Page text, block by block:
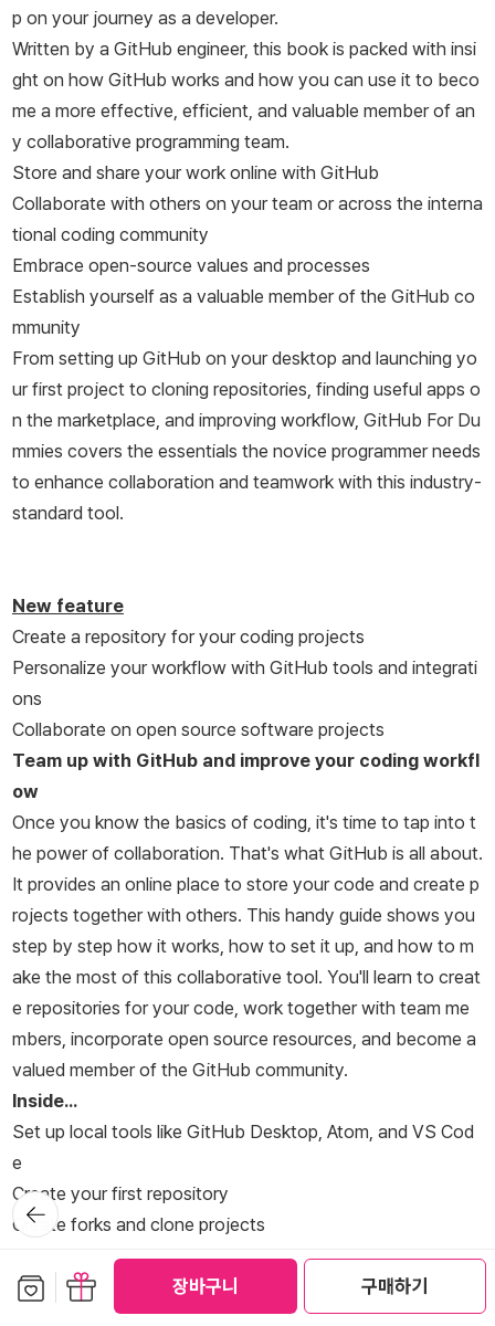
장바구니 구매하기
p on your journey as a developer.
Written by a GitHub engineer, this book is packed with insi
ght on how GitHub works and how you can use it to beco
me a more effective, efficient, and valuable member of an
y collaborative programming team.
Store and share your work online with GitHub
Collaborate with others on your team or across the interna
tional coding community
Embrace open-source values and processes
Establish yourself as a valuable member of the GitHub co
mmunity
From setting up GitHub on your desktop and launching yo
ur first project to cloning repositories, finding useful apps o
n the marketplace, and improving workflow, GitHub For Du
mmies covers the essentials the novice programmer needs
to enhance collaboration and teamwork with this industry-
standard tool.
New feature
Create a repository for your coding projects
Personalize your workflow with GitHub tools and integrati
ons
Collaborate on open source software projects
Team up with GitHub and improve your coding workfl
ow
Once you know the basics of coding, it's time to tap into t
he power of collaboration. That's what GitHub is all about.
It provides an online place to store your code and create p
rojects together with others. This handy guide shows you
step by step how it works, how to set it up, and how to m
ake the most of this collaborative tool. You'll learn to creat
e repositories for your code, work together with team me
mbers, incorporate open source resources, and become a
valued member of the GitHub community.
Inside...
Set up local tools like GitHub Desktop, Atom, and VS Cod
e
Create your first repository
Create forks and clone projects
Incorporate open source values in every project
List your apps on the GitHub marketplace
Improve your workflow
뒤로가
기